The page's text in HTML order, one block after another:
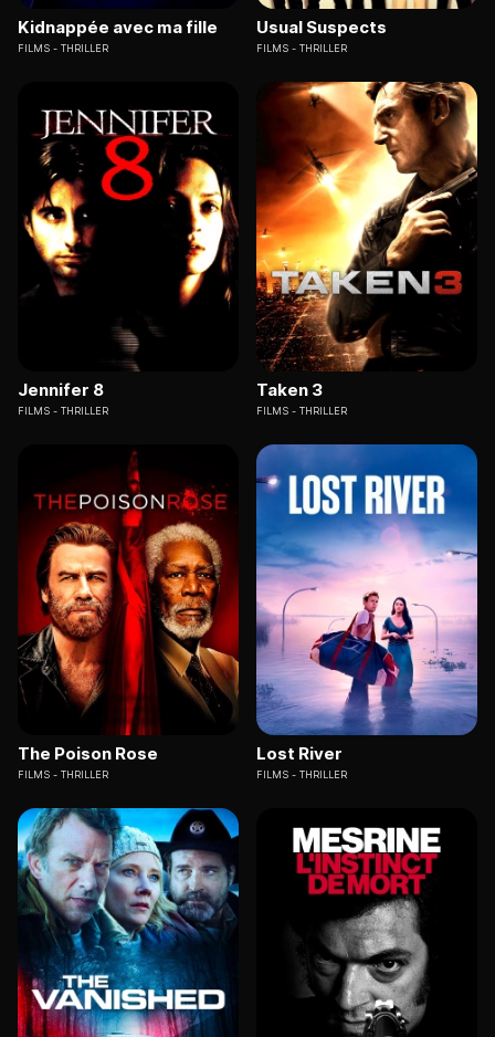
Kidnappée avec ma fille
FILMS THRILLER
Usual Suspects
FILMS THRILLER
Jennifer 8
FILMS THRILLER
Taken 3
FILMS THRILLER
The Poison Rose
FILMS THRILLER
Lost River
FILMS THRILLER